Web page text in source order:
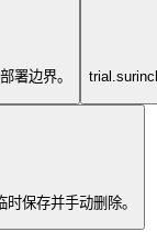
署边界。
保存并手动删除。